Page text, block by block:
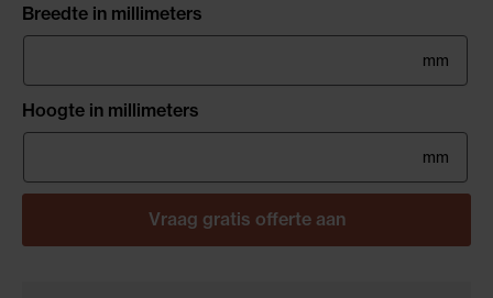
Breedte in millimeters
mm
Hoogte in millimeters
mm
Vraag gratis offerte aan